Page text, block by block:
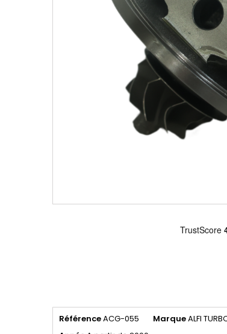
RéférenceACG-055 MarqueALFI